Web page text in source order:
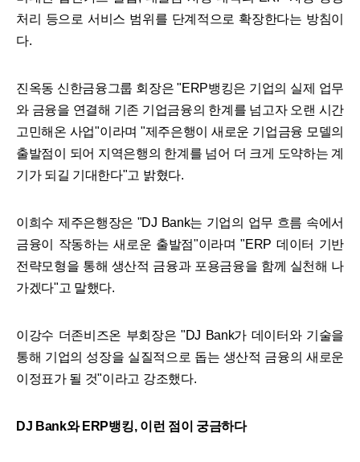
처리 등으로 서비스 범위를 단계적으로 확장한다는 방침이
다.
진옥동 신한금융그룹 회장은 "ERP뱅킹은 기업의 실제 업무
와 금융을 연결해 기존 기업금융의 한계를 넘고자 오랜 시간
고민해온 사업"이라며 "제주은행이 새로운 기업금융 모델의
출발점이 되어 지역은행의 한계를 넘어 더 크게 도약하는 계
기가 되길 기대한다"고 밝혔다.
이희수 제주은행장은 "DJ Bank는 기업의 업무 흐름 속에서
금융이 작동하는 새로운 출발점"이라며 "ERP 데이터 기반
전략모형을 통해 생산적 금융과 포용금융을 함께 실천해 나
가겠다"고 말했다.
이강수 더존비즈온 부회장은 "DJ Bank가 데이터와 기술을
통해 기업의 성장을 실질적으로 돕는 생산적 금융의 새로운
이정표가 될 것"이라고 강조했다.
DJ Bank와 ERP뱅킹, 이런 점이 궁금하다